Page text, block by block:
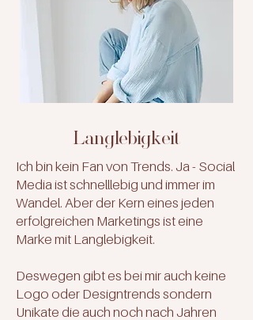
Langlebigkeit
Ich bin kein Fan von Trends. Ja - Social
Media ist schnelllebig und immer im
Wandel. Aber der Kern eines jeden
erfolgreichen Marketings ist eine
Marke mit Langlebigkeit.
Deswegen gibt es bei mir auch keine
Logo oder Designtrends sondern
Unikate die auch noch nach Jahren